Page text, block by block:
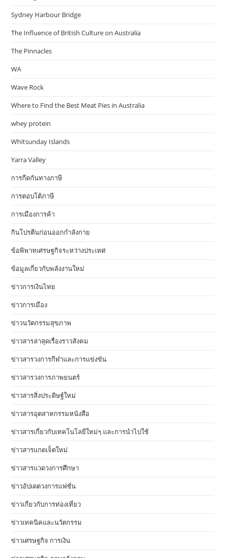
Sydney Harbour Bridge
The Influence of British Culture on Australia
The Pinnacles
WA
Wave Rock
Where to Find the Best Meat Pies in Australia
whey protein
Whitsunday Islands
Yarra Valley
การกีดกันทางภาษี
การตอบโต้ภาษี
การเมืองการค้า
กินโปรตีนก่อนออกกำลังกาย
ข้อพิพาทเศรษฐกิจระหว่างประเทศ
ข้อมูลเกี่ยวกับพลังงานใหม่
ข่าวการเงินไทย
ข่าวการเมือง
ข่าวนวัตกรรมสุขภาพ
ข่าวสารล่าสุดเรื่องราวสังคม
ข่าวสารวงการกีฬาและการแข่งขัน
ข่าวสารวงการภาพยนตร์
ข่าวสารสิ่งประดิษฐ์ใหม่
ข่าวสารอุตสาหกรรมหนังสือ
ข่าวสารเกี่ยวกับเทคโนโลยีใหม่ๆ และการนำไปใช้
ข่าวสารแกดเจ็ตใหม่
ข่าวสารแวดวงการศึกษา
ข่าวอัปเดตวงการแฟชั่น
ข่าวเกี่ยวกับการท่องเที่ยว
ข่าวเทคนิคและนวัตกรรม
ข่าวเศรษฐกิจ การเงิน